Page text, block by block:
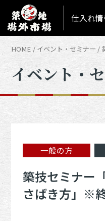
仕入れ情
HOME イベント・セミナー
イベント・
一般の方
築技セミナー
さばき方」※